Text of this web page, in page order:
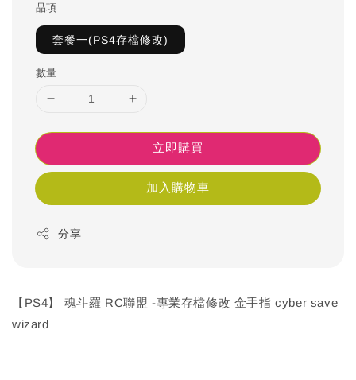
品項
套餐一(PS4存檔修改)
數量
立即購買
加入購物車
分享
【PS4】 魂斗羅 RC聯盟 -專業存檔修改 金手指 cyber save
wizard